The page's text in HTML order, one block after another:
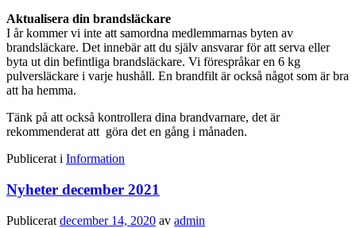
Aktualisera din brandsläckare
I år kommer vi inte att samordna medlemmarnas byten av
brandsläckare. Det innebär att du själv ansvarar för att serva eller
byta ut din befintliga brandsläckare. Vi förespråkar en 6 kg
pulversläckare i varje hushåll. En brandfilt är också något som är bra
att ha hemma.
Tänk på att också kontrollera dina brandvarnare, det är
rekommenderat att göra det en gång i månaden.
Publicerat i Information
Nyheter december 2021
Publicerat december 14, 2020 av admin